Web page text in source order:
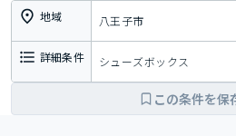
地域 八王子市
詳細条件 シューズボックス
この条件を保